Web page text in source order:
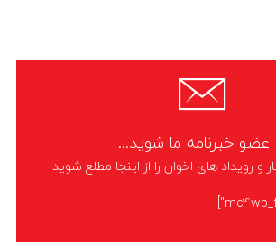
عضو خبرنامه ما شوید...
و رویداد های اخوان را از اینجا مطلع شوید.